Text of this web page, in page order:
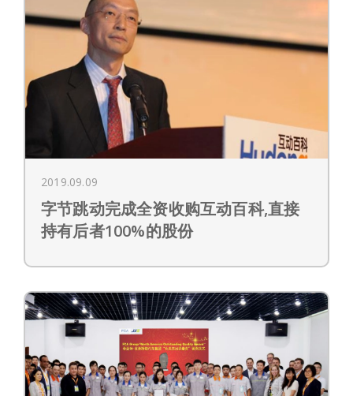
2019.09.09
字节跳动完成全资收购互动百科,直接
持有后者100%的股份